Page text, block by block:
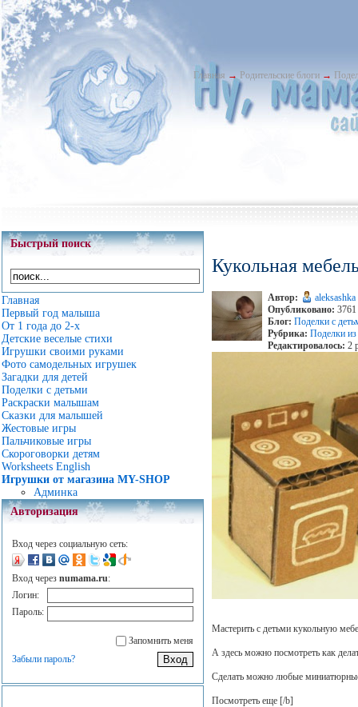
Главная → Родительские блоги →
Быстрый поиск
Главная
Первый год малыша
От 1 года до 2-х
Детские веселые стихи
Игрушки своими руками
Фото самодельных игрушек
Загадки для детей
Поделки с детьми
Раскраски малышам
Сказки для малышей
Жестовые игры
Пальчиковые игры
Скороговорки детям
Worksheets English
Игрушки от магазина MY-SHOP
Админка
Авторизация
Вход через социальную сеть:
Вход через numama.ru:
Логин:
Пароль:
Запомнить меня
Забыли пароль?
Кукольная
Автор:
aleksashka
Опубликовано: 3761
Блог: Поделки с
Рубрика: Поделки из
Редактировалось: 2
Мастерить с детьми кукольную
А здесь можно посмотреть как
Сделать можно любые
Посмотреть еще [/b]